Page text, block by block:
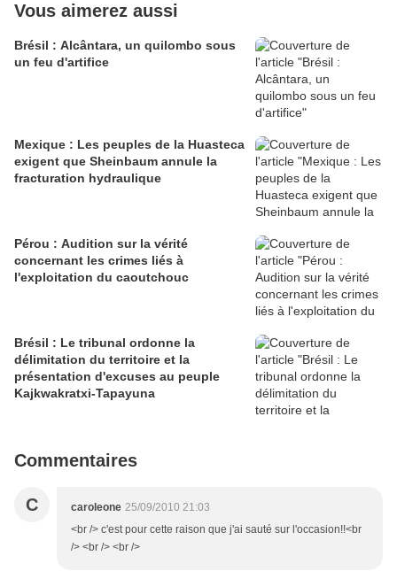
Vous aimerez aussi
Brésil : Alcântara, un quilombo sous
un feu d'artifice
Mexique : Les peuples de la Huasteca
exigent que Sheinbaum annule la
fracturation hydraulique
Pérou : Audition sur la vérité
concernant les crimes liés à
l'exploitation du caoutchouc
Brésil : Le tribunal ordonne la
délimitation du territoire et la
présentation d'excuses au peuple
Kajkwakratxi-Tapayuna
Commentaires
C caroleone 25/09/2010 21:03
<br /> c'est pour cette raison que j'ai sauté sur l'occasion!!<br
/> <br /> <br />